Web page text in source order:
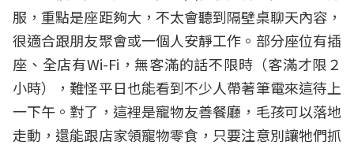
服，重點是座距夠大，不太會聽到隔壁桌聊天內容，
很適合跟朋友聚會或一個人安靜工作。部分座位有插
座、全店有Wi-Fi，無客滿的話不限時（客滿才限２
小時），難怪平日也能看到不少人帶著筆電來這待上
一下午。對了，這裡是寵物友善餐廳，毛孩可以落地
走動，還能跟店家領寵物零食，只要注意別讓牠們抓